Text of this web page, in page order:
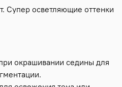
Супер осветляющие оттенки
окрашивании седины для